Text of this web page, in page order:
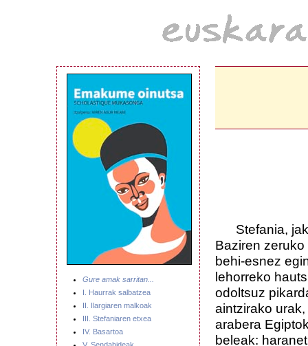
Gure amak sarritan...
I. Haurrak salbatzea
II. Ilargiaren malkoak
III. Stefaniaren etxea
IV. Basartoa
Stefania,
Baziren
behi-esnez
lehorreko
odoltsuz
aintzirako
arabera
beleak: